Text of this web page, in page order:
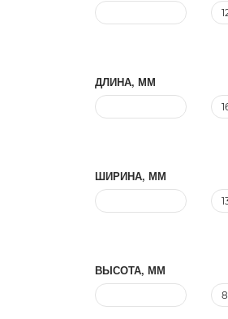
ДЛИНА, ММ
ШИРИНА, ММ
ВЫСОТА, ММ